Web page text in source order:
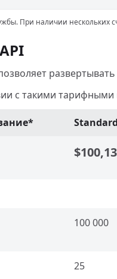
При наличии
с такими
$100,13
100 000
25